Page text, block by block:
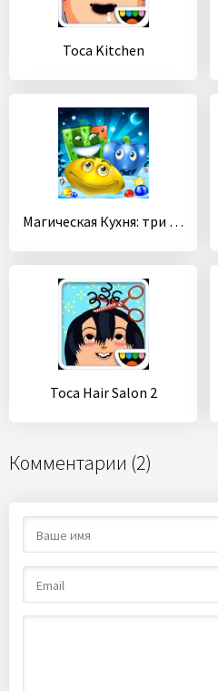
Toca Kitchen
Магическая Кухня: три в ряд
Toca Hair Salon 2
Комментарии (2)